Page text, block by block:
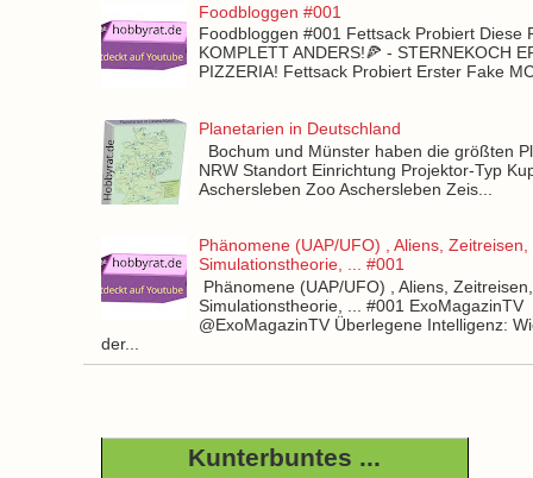
Foodbloggen #001
Foodbloggen #001 Fettsack Probiert Diese
KOMPLETT ANDERS!🍕 - STERNEKOCH
PIZZERIA! Fettsack Probiert Erster Fake
Planetarien in Deutschland
Bochum und Münster haben die größten
NRW Standort Einrichtung Projektor-Typ
Aschersleben Zoo Aschersleben Zeis...
Phänomene (UAP/UFO) , Aliens, Zeitreisen,
Simulationstheorie, ... #001
Phänomene (UAP/UFO) , Aliens, Zeitreisen,
Simulationstheorie, ... #001 ExoMagazinTV
@ExoMagazinTV Überlegene Intelligenz:
der...
Kunterbuntes ...